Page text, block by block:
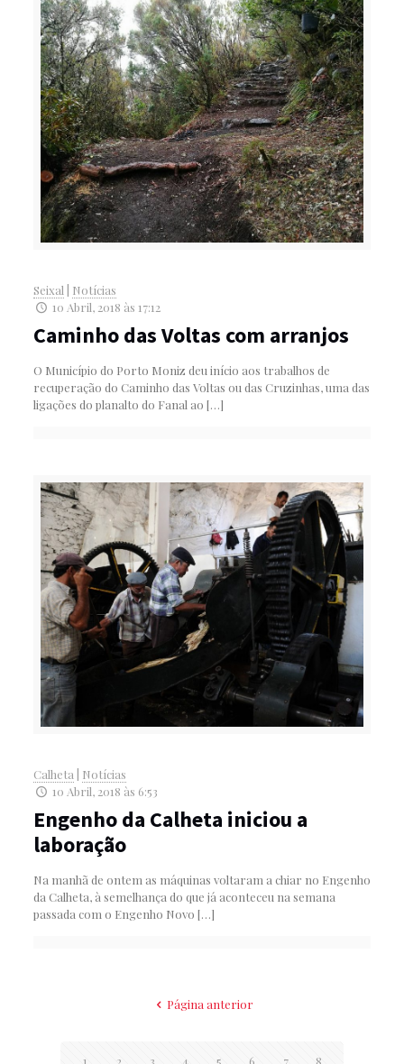
Seixal
Notícias
10 Abril, 2018 às 17:12
Caminho das Voltas com arranjos
O Município do Porto Moniz deu início aos trabalhos de
recuperação do Caminho das Voltas ou das Cruzinhas, uma das
ligações do planalto do Fanal ao […]
Calheta
Notícias
10 Abril, 2018 às 6:53
Engenho da Calheta iniciou a
laboração
Na manhã de ontem as máquinas voltaram a chiar no Engenho
da Calheta, à semelhança do que já aconteceu na semana
passada com o Engenho Novo […]
Página anterior
1 2 3 4 5 6 7 8